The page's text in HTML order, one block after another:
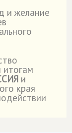
и желание
итогам
и
края